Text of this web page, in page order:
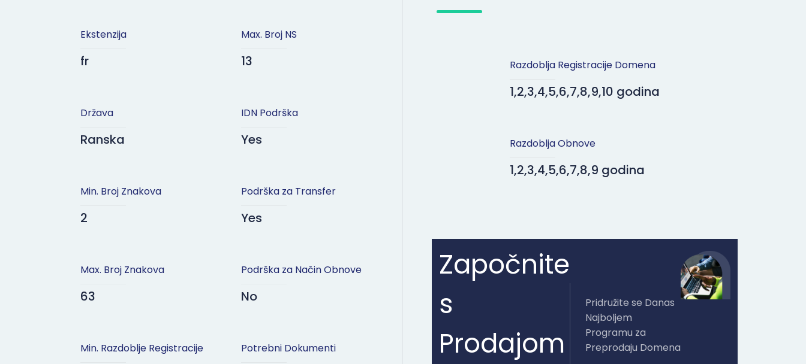
Ekstenzija
fr
Država
Ranska
Min. Broj Znakova
2
Max. Broj Znakova
63
Min. Razdoblje Registracije
Max. Broj NS
13
IDN Podrška
Yes
Podrška za Transfer
Yes
Podrška za Način Obnove
No
Potrebni Dokumenti
Razdoblja Registracije Domena
1,2,3,4,5,6,7,8,9,10 godina
Razdoblja Obnove
1,2,3,4,5,6,7,8,9 godina
Započnite
s
Prodajom
Pridružite se Danas
Najboljem
Programu za
Preprodaju Domena